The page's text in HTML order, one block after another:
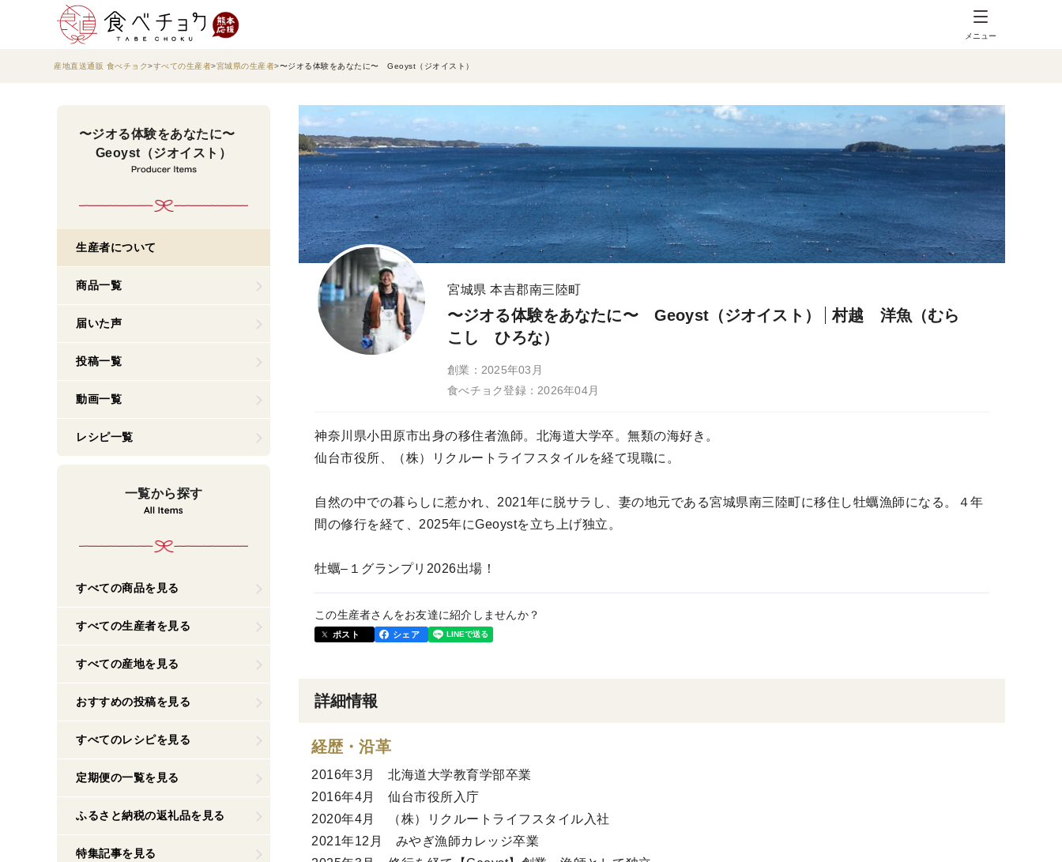
メニュー
産地直送通販 食べチョク すべての生産者 宮城県の生産者 〜ジオる体験をあなたに〜 Geoyst（ジオイスト）
宮城県 本吉郡南三陸町
〜ジオる体験をあなたに〜 Geoyst（ジオイスト）
村越 洋魚（むら
こし ひろな）
創業：2025年03月
食べチョク登録：2026年04月
神奈川県小田原市出身の移住者漁師。北海道大学卒。無類の海好き。
仙台市役所、（株）リクルートライフスタイルを経て現職に。
自然の中での暮らしに惹かれ、2021年に脱サラし、妻の地元である宮城県南三陸町に移住し牡蠣漁師になる。４年
間の修行を経て、2025年にGeoystを立ち上げ独立。
牡蠣–１グランプリ2026出場！
この生産者さんをお友達に紹介しませんか？
ポスト シェア
詳細情報
経歴・沿革
2016年3月 北海道大学教育学部卒業
2016年4月 仙台市役所入庁
2020年4月 （株）リクルートライフスタイル入社
2021年12月 みやぎ漁師カレッジ卒業
〜ジオる体験をあなたに〜
Geoyst（ジオイスト）
生産者について
商品一覧
届いた声
投稿一覧
動画一覧
レシピ一覧
一覧から探す
すべての商品を見る
すべての生産者を見る
すべての産地を見る
おすすめの投稿を見る
すべてのレシピを見る
定期便の一覧を見る
ふるさと納税の返礼品を見る
特集記事を見る